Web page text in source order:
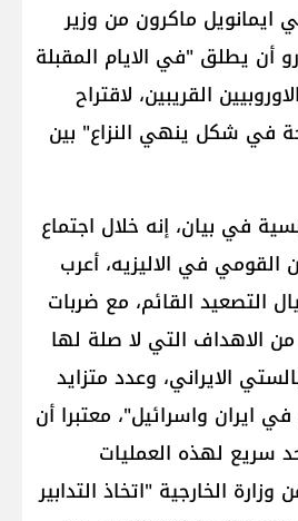
ايمانويل ماكرون من وزير
أن يطلق "في الايام المقبلة
القريبين، لاقتراح
في شكل ينهي النزاع" بين
في بيان، إنه خلال اجتماع
القومي في الاليزيه، أعرب
التصعيد القائم، مع ضربات
الاهداف التي لا صلة لها
الايراني، وعدد متزايد
ايران واسرائيل"، معتبرا أن
سريع لهذه العمليات
الخارجية "اتخاذ التدابير